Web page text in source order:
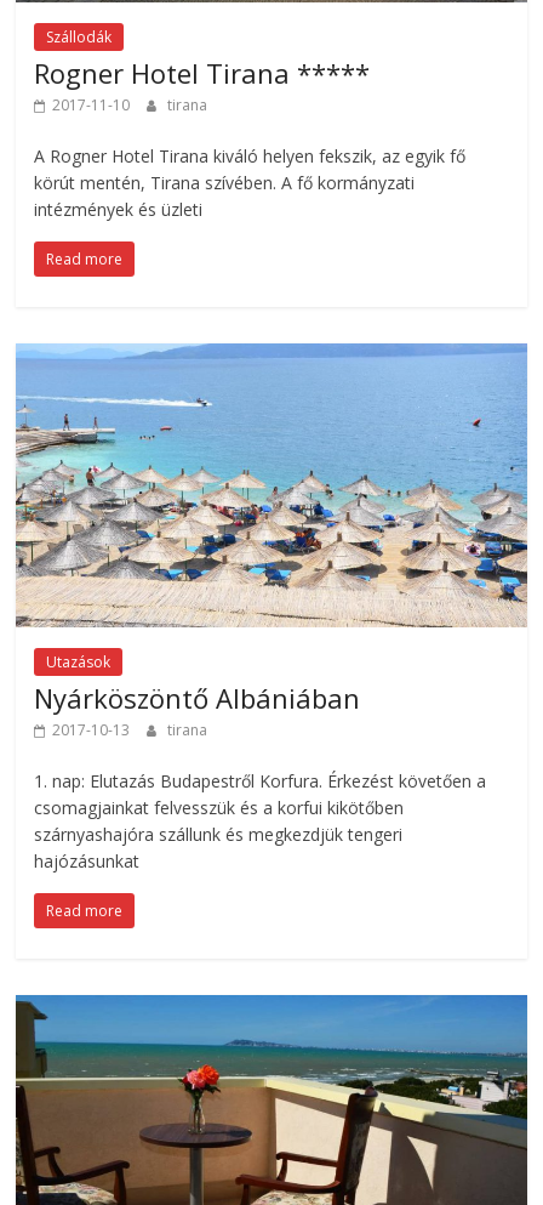
Szállodák
Rogner Hotel Tirana *****
2017-11-10 tirana
A Rogner Hotel Tirana kiváló helyen fekszik, az egyik fő
körút mentén, Tirana szívében. A fő kormányzati
intézmények és üzleti
Read more
Utazások
Nyárköszöntő Albániában
2017-10-13 tirana
1. nap: Elutazás Budapestről Korfura. Érkezést követően a
csomagjainkat felvesszük és a korfui kikötőben
szárnyashajóra szállunk és megkezdjük tengeri
hajózásunkat
Read more